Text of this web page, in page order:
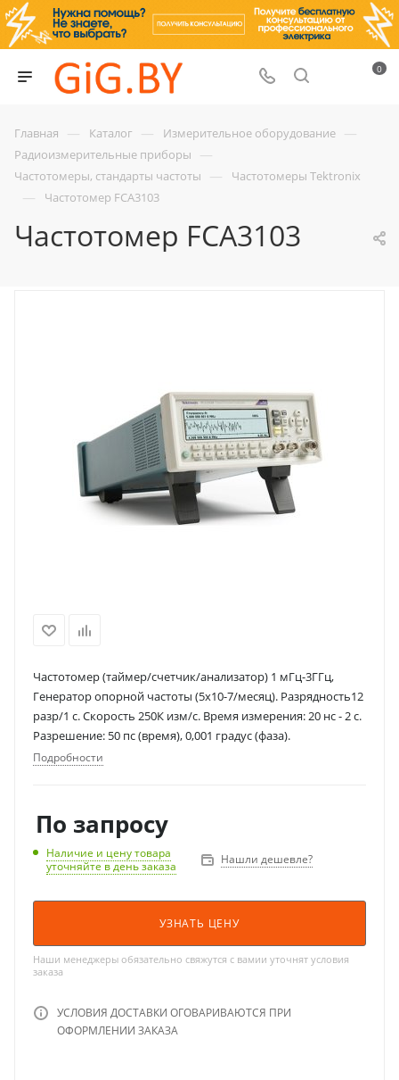
0
Главная — Каталог — Измерительное оборудование —
Радиоизмерительные приборы —
Частотомеры, стандарты частоты — Частотомеры Tektronix
— Частотомер FCA3103
Частотомер FCA3103
Частотомер (таймер/счетчик/анализатор) 1 мГц-3ГГц,
Генератор опорной частоты (5х10-7/месяц). Разрядность12
разр/1 с. Скорость 250К изм/с. Время измерения: 20 нс - 2 с.
Разрешение: 50 пс (время), 0,001 градус (фаза).
Подробности
По запросу
Наличие и цену товара
уточняйте в день заказа
Нашли дешевле?
УЗНАТЬ ЦЕНУ
Наши менеджеры обязательно свяжутся с вамии уточнят условия
заказа
УСЛОВИЯ ДОСТАВКИ ОГОВАРИВАЮТСЯ ПРИ
ОФОРМЛЕНИИ ЗАКАЗА